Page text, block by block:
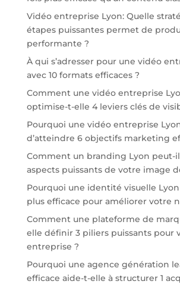
Vidéo entreprise Lyon: Quelle
étapes puissantes permet de
performante ?
À qui s’adresser pour une vidéo
avec 10 formats efficaces ?
Comment une vidéo entreprise
optimise-t-elle 4 leviers clés de
Pourquoi une vidéo entreprise
d’atteindre 6 objectifs marketing
Comment un branding Lyon peut-
aspects puissants de votre image
Pourquoi une identité visuelle
plus efficace pour améliorer votre
Comment une plateforme de
elle définir 3 piliers puissants pour
entreprise ?
Pourquoi une agence génération
efficace aide-t-elle à structurer 1